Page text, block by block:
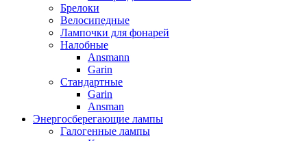
Брелоки
Велосипедные
Лампочки для фонарей
Налобные
Ansmann
Garin
Стандартные
Garin
Ansman
Энергосберегающие лампы
Галогенные лампы